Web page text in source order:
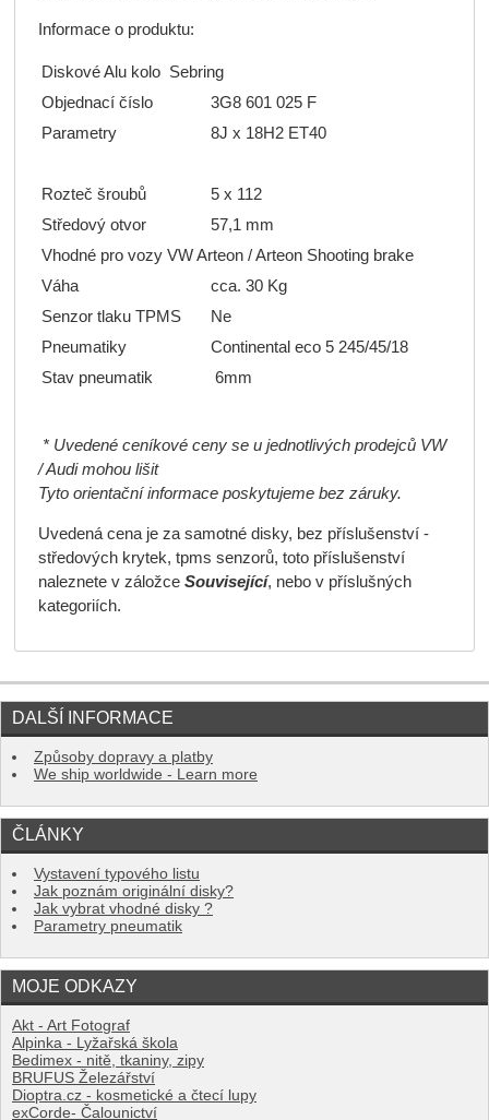
Informace o produktu:
Diskové Alu kolo Sebring
Objednací číslo
3G8 601 025 F
Parametry
8J x 18H2 ET40
Rozteč šroubů
5 x 112
Středový otvor
57,1 mm
Vhodné pro vozy VW Arteon / Arteon Shooting brake
Váha
cca. 30 Kg
Senzor tlaku TPMS
Ne
Pneumatiky
Continental eco 5 245/45/18
Stav pneumatik
6mm
* Uvedené ceníkové ceny se u jednotlivých prodejců VW
/ Audi mohou lišit
Tyto orientační informace poskytujeme bez záruky.
Uvedená cena je za samotné disky, bez příslušenství -
středových krytek, tpms senzorů, toto příslušenství
naleznete v záložce Související, nebo v příslušných
kategoriích.
DALŠÍ INFORMACE
Způsoby dopravy a platby
We ship worldwide - Learn more
ČLÁNKY
Vystavení typového listu
Jak poznám originální disky?
Jak vybrat vhodné disky ?
Parametry pneumatik
MOJE ODKAZY
Akt - Art Fotograf
Alpinka - Lyžařská škola
Bedimex - nitě, tkaniny, zipy
BRUFUS Železářství
Dioptra.cz - kosmetické a čtecí lupy
exCorde- Čalounictví